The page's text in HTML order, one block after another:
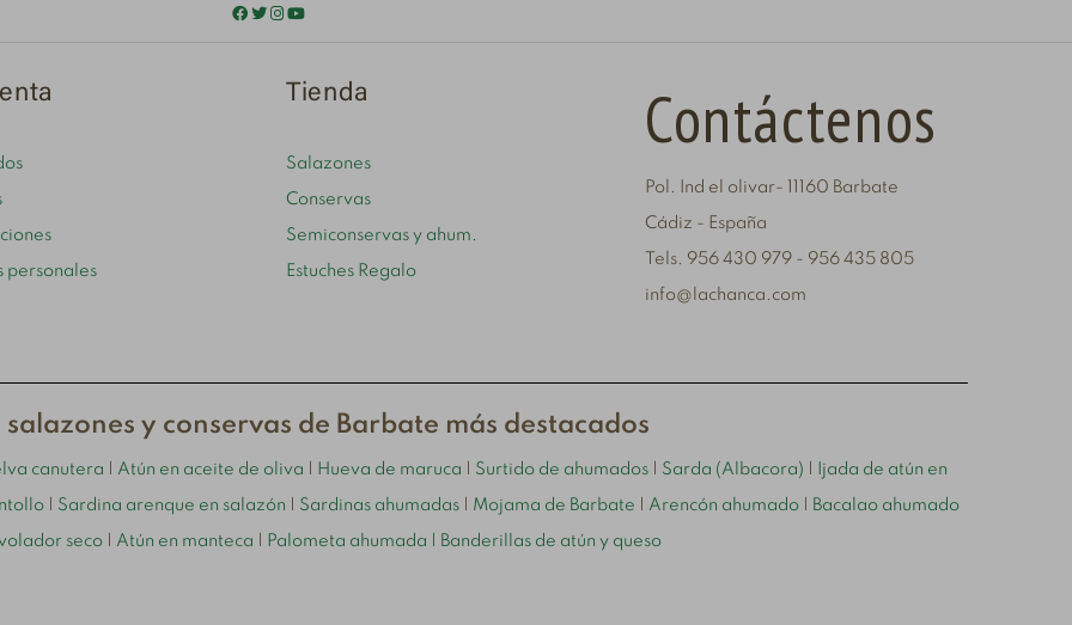
personales
Tienda
Salazones
Conservas
Semiconservas y ahum.
Estuches Regalo
Contáctenos
Pol. Ind el olivar- 11160 Barbate
Cádiz - España
Tels. 956 430 979 - 956 435 805
info@lachanca.com
salazones y conservas de Barbate más destacados
canutera Atún en aceite de oliva Hueva de maruca Surtido de ahumados| Sarda (Albacora) Ijada de atún en
| Sardina arenque en salazón Sardinas ahumadas| Mojama de Barbate Arencón ahumado| Bacalao ahumado
seco| Atún en manteca Palometa ahumada | Banderillas de atún y queso